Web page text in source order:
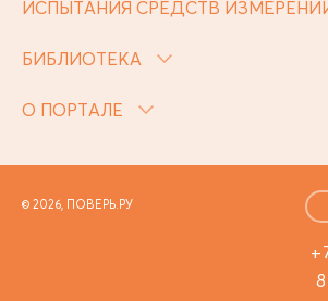
ИСПЫТАНИЯ СРЕДСТВ
БИБЛИОТЕКА
О ПОРТАЛЕ
© 2026, ПОВЕРЬ.РУ